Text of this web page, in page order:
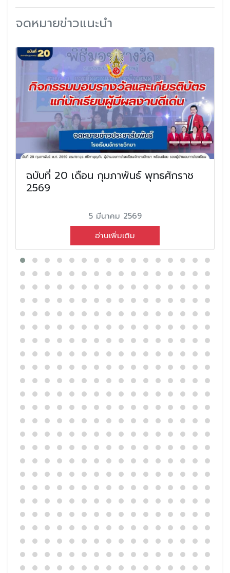
จดหมายข่าวแนะนำ
ฉบับที่ 20 เดือน กุมภาพันธ์ พุทธศักราช
2569
5 มีนาคม 2569
อ่านเพิ่มเติม